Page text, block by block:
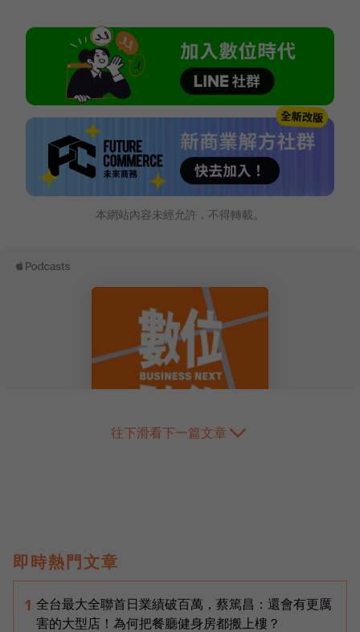
本網站內容未經允許，不得轉載。
往下滑看下一篇文章
即時熱門文章
1 全台最大全聯首日業績破百萬，蔡篤昌：還會有更厲
害的大型店！為何把餐廳健身房都搬上樓？